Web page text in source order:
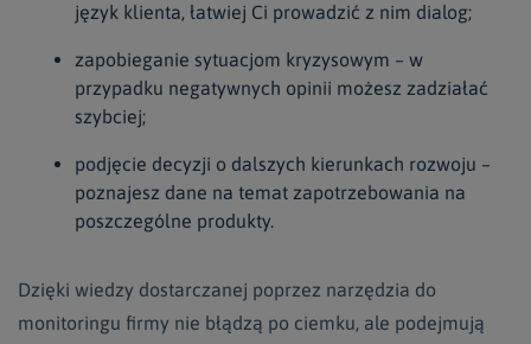
język klienta, łatwiej Ci prowadzić z nim dialog;
zapobieganie sytuacjom kryzysowym – w
przypadku negatywnych opinii możesz zadziałać
szybciej;
podjęcie decyzji o dalszych kierunkach rozwoju –
poznajesz dane na temat zapotrzebowania na
poszczególne produkty.
Dzięki wiedzy dostarczanej poprzez narzędzia do
monitoringu firmy nie błądzą po ciemku, ale podejmują